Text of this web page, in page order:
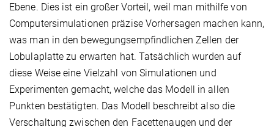
Ebene. Dies ist ein großer Vorteil, weil man mithilfe von
Computersimulationen präzise Vorhersagen machen kann,
was man in den bewegungsempfindlichen Zellen der
Lobulaplatte zu erwarten hat. Tatsächlich wurden auf
diese Weise eine Vielzahl von Simulationen und
Experimenten gemacht, welche das Modell in allen
Punkten bestätigten. Das Modell beschreibt also die
Verschaltung zwischen den Facettenaugen und der